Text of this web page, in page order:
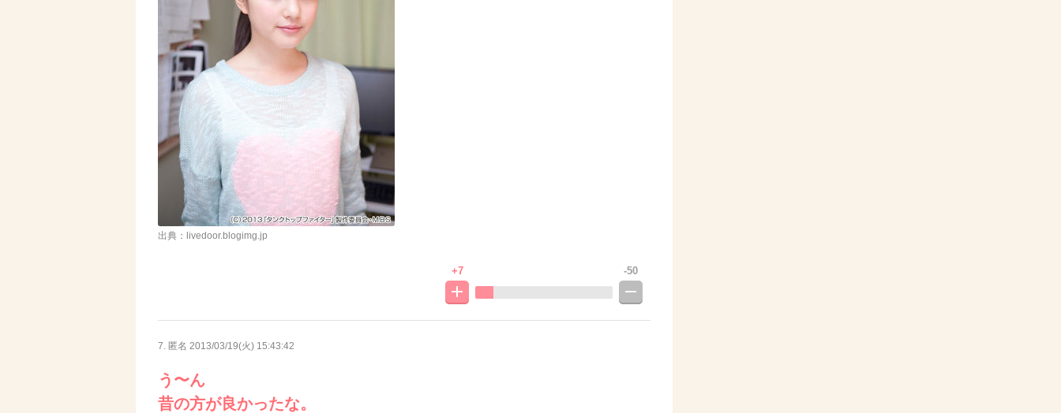
出典：livedoor.blogimg.jp
+7 -50
7. 匿名 2013/03/19(火) 15:43:42
う〜ん
昔の方が良かったな。